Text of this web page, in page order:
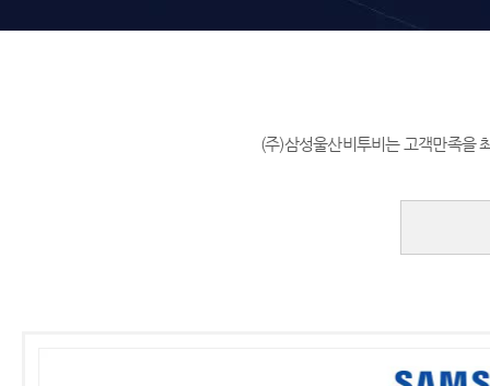
(주)삼성울산비투비는 고객만족을